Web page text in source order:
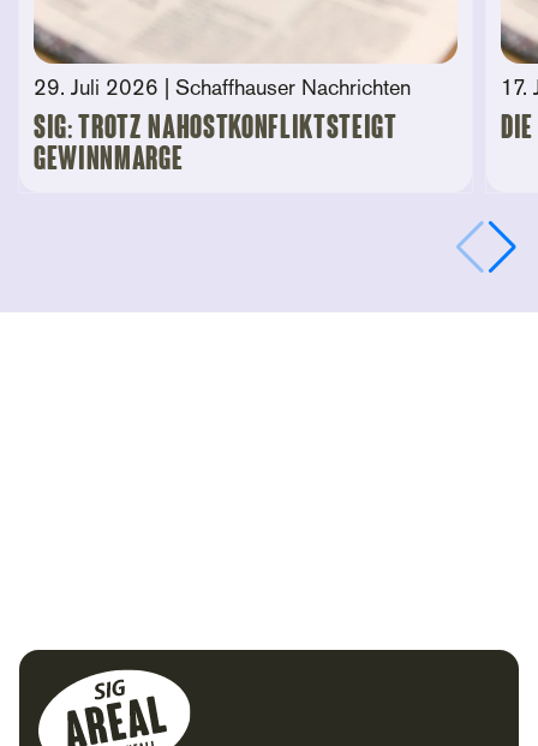
29. Juli 2026 | Schaffhauser Nachrichten
SIG: Trotz Nahostkonfliktsteigt
Gewinnmarge
17.